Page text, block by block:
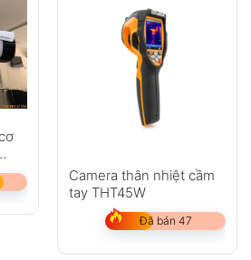
Camera thân nhiệt cầm
tay THT45W
Đã bán 47